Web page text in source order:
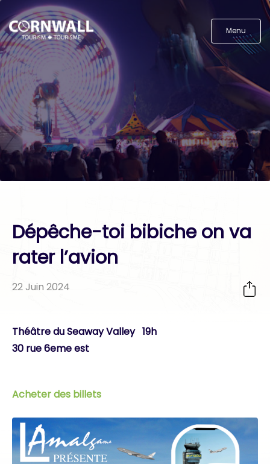
Menu
Dépêche-toi bibiche on va
rater l’avion
22 Juin 2024
Théâtre du Seaway Valley 19h
30 rue 6eme est
Acheter des billets